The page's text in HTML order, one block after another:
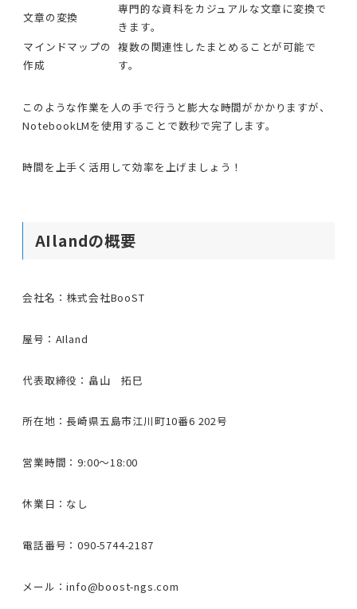
文章の変換
専門的な資料をカジュアルな文章に変換で
きます。
マインドマップの
作成
複数の関連性したまとめることが可能で
す。
このような作業を人の手で行うと膨大な時間がかかりますが、
NotebookLMを使用することで数秒で完了します。
時間を上手く活用して効率を上げましょう！
AIlandの概要
会社名：株式会社BooST
屋号：AIland
代表取締役：畠山 拓巳
所在地：長崎県五島市江川町10番6 202号
営業時間：9:00〜18:00
休業日：なし
電話番号：090-5744-2187
メール：info@boost-ngs.com